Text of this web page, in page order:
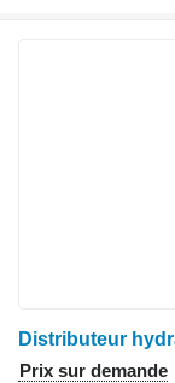
Prix sur demande